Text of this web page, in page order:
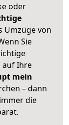
oder
Umzüge von
Sie
auf Ihre
mein
– dann
die